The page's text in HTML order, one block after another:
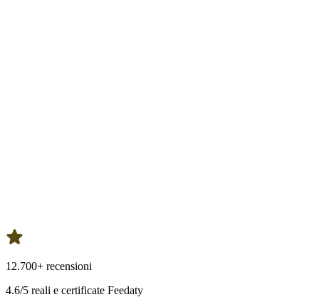
12.700+ recensioni
4.6/5 reali e certificate Feedaty